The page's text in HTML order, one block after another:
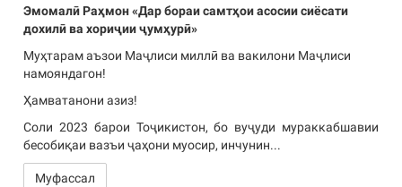
Эмомалӣ Раҳмон «Дар бораи самтҳои асосии сиёсати
дохилӣ ва хориҷии ҷумҳурӣ»
Муҳтарам аъзои Маҷлиси миллӣ ва вакилони Маҷлиси
намояндагон!
Ҳамватанони азиз!
Соли 2023 барои Тоҷикистон, бо вуҷуди мураккабшавии
бесобиқаи вазъи ҷаҳони муосир, инчунин...
Муфассал